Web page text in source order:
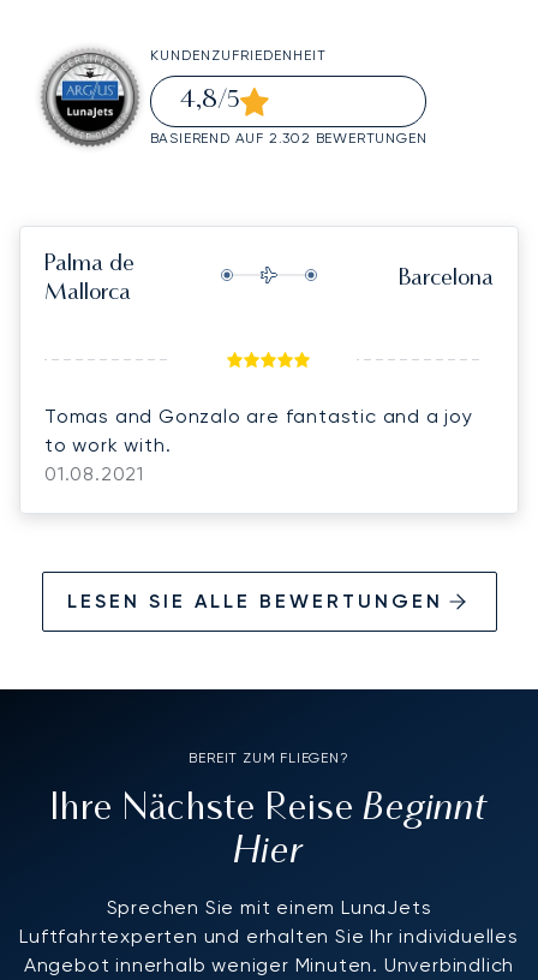
KUNDENZUFRIEDENHEIT
4,8/5
BASIEREND AUF 2.302 BEWERTUNGEN
Palma de
Mallorca
Barcelona
Tomas and Gonzalo are fantastic and a joy
to work with.
01.08.2021
LESEN SIE ALLE BEWERTUNGEN
BEREIT ZUM FLIEGEN?
Ihre Nächste ReiseBeginnt
Hier
Sprechen Sie mit einem LunaJets
Luftfahrtexperten und erhalten Sie Ihr individuelles
Angebot innerhalb weniger Minuten. Unverbindlich